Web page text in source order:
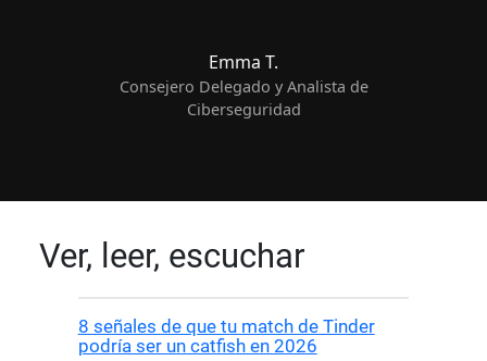
Emma T.
Consejero Delegado y Analista de
Ciberseguridad
Ver, leer, escuchar
8 señales de que tu match de Tinder
podría ser un catfish en 2026